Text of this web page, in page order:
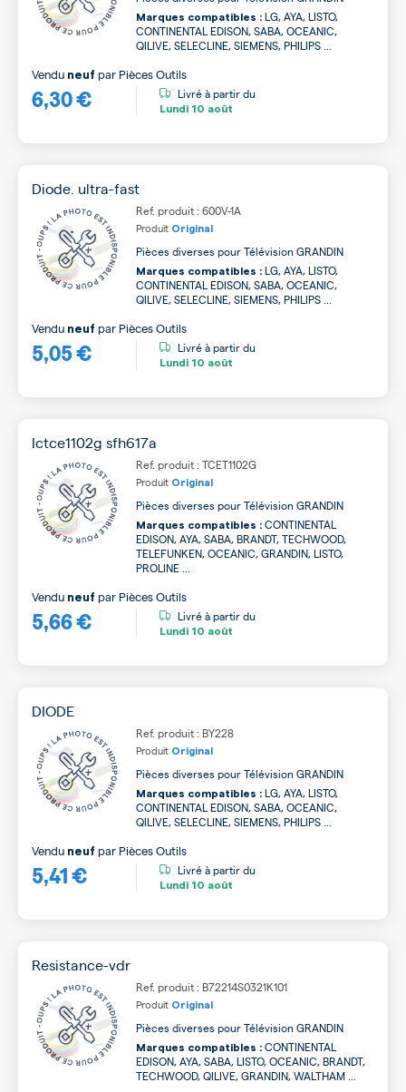
Marques compatibles : LG, AYA, LISTO,
CONTINENTAL EDISON, SABA, OCEANIC,
QILIVE, SELECLINE, SIEMENS, PHILIPS ...
6,30 €
Vendu neuf par Pièces Outils
Livré à partir du
Lundi 10 août
Diode. ultra-fast
Ref. produit : 600V-1A
Produit Original
Pièces diverses pour Télévision GRANDIN
Marques compatibles : LG, AYA, LISTO,
CONTINENTAL EDISON, SABA, OCEANIC,
QILIVE, SELECLINE, SIEMENS, PHILIPS ...
5,05 €
Vendu neuf par Pièces Outils
Livré à partir du
Lundi 10 août
Ictce1102g sfh617a
Ref. produit : TCET1102G
Produit Original
Pièces diverses pour Télévision GRANDIN
Marques compatibles : CONTINENTAL
EDISON, AYA, SABA, BRANDT, TECHWOOD,
TELEFUNKEN, OCEANIC, GRANDIN, LISTO,
PROLINE ...
5,66 €
Vendu neuf par Pièces Outils
Livré à partir du
Lundi 10 août
DIODE
Ref. produit : BY228
Produit Original
Pièces diverses pour Télévision GRANDIN
Marques compatibles : LG, AYA, LISTO,
CONTINENTAL EDISON, SABA, OCEANIC,
QILIVE, SELECLINE, SIEMENS, PHILIPS ...
5,41 €
Vendu neuf par Pièces Outils
Livré à partir du
Lundi 10 août
Resistance-vdr
Ref. produit : B72214S0321K101
Produit Original
Pièces diverses pour Télévision GRANDIN
Marques compatibles : CONTINENTAL
EDISON, AYA, SABA, LISTO, OCEANIC, BRANDT,
TECHWOOD, QILIVE, GRANDIN, WALTHAM ...